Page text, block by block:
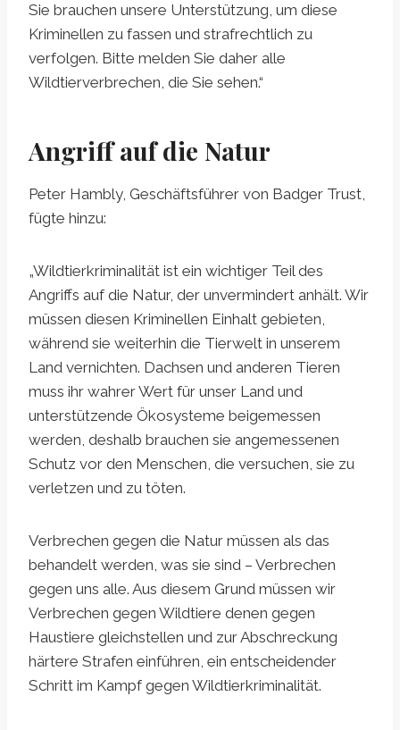
Sie brauchen unsere Unterstützung, um diese
Kriminellen zu fassen und strafrechtlich zu
verfolgen. Bitte melden Sie daher alle
Wildtierverbrechen, die Sie sehen.“
Angriff auf die Natur
Peter Hambly, Geschäftsführer von Badger Trust,
fügte hinzu:
„Wildtierkriminalität ist ein wichtiger Teil des
Angriffs auf die Natur, der unvermindert anhält. Wir
müssen diesen Kriminellen Einhalt gebieten,
während sie weiterhin die Tierwelt in unserem
Land vernichten. Dachsen und anderen Tieren
muss ihr wahrer Wert für unser Land und
unterstützende Ökosysteme beigemessen
werden, deshalb brauchen sie angemessenen
Schutz vor den Menschen, die versuchen, sie zu
verletzen und zu töten.
Verbrechen gegen die Natur müssen als das
behandelt werden, was sie sind – Verbrechen
gegen uns alle. Aus diesem Grund müssen wir
Verbrechen gegen Wildtiere denen gegen
Haustiere gleichstellen und zur Abschreckung
härtere Strafen einführen, ein entscheidender
Schritt im Kampf gegen Wildtierkriminalität.